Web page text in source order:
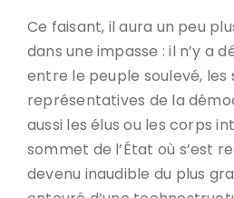
Ce faisant, il aura un peu
dans une impasse : il n’y a
entre le peuple soulevé,
représentatives de la
aussi les élus ou les corps
sommet de l’État où s’est
devenu inaudible du plus